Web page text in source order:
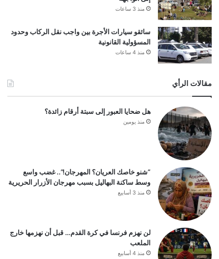
منذ 3 ساعات
سائقو سيارات الأجرة بين واجب نقل الركاب وحدود
المسؤولية القانونية
منذ 4 ساعات
مقالات الرأي
هل ضحايا العبور إلى سبتة أرقام زائدة؟
منذ يومين
“شنو خاصك العريان؟ المهرجان!”.. غضب واسع
وسط ساكنة البهاليل بسبب مهرجان الأزرار الحريرية
منذ 3 أسابيع
لن نهزم فرنسا في كرة القدم… قبل أن نهزمها خارج
الملعب
منذ 4 أسابيع